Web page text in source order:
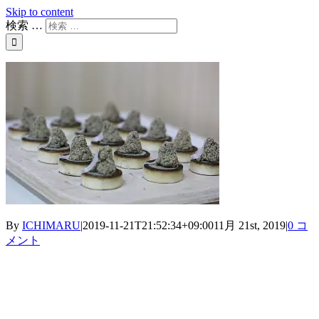
Skip to content
検索 …
By ICHIMARU|2019-11-21T21:52:34+09:0011月 21st, 2019|0 コ
メント